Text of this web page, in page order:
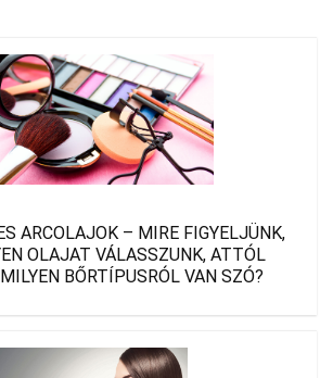
ARCOLAJOK – MIRE FIGYELJÜNK,
OLAJAT VÁLASSZUNK, ATTÓL
MILYEN BŐRTÍPUSRÓL VAN SZÓ?